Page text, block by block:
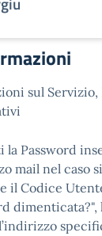
sul Servizio,
la Password
mail nel caso
il Codice